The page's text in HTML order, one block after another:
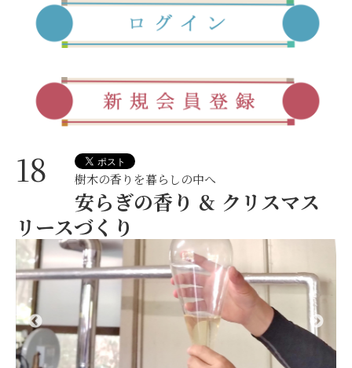
18 樹木の香りを暮らしの中へ
安らぎの香り ＆ クリスマス
リースづくり